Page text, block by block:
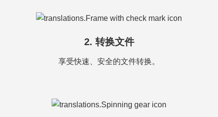
2. 转换文件
享受快速、安全的文件转换。